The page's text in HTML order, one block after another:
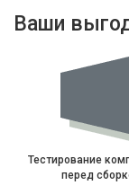
Ваши
Тестирование
перед